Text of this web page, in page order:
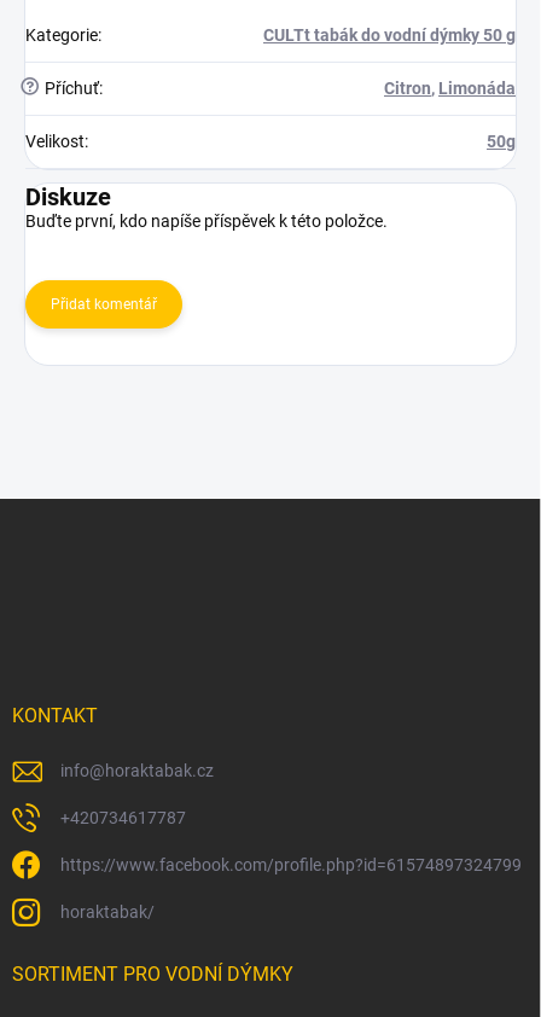
Kategorie: CULTt tabák do vodní dýmky 50 g
? Příchuť: Citron, Limonáda
Velikost: 50g
Diskuze
Buďte první, kdo napíše příspěvek k této položce.
Přidat komentář
KONTAKT
info@horaktabak.cz
+420734617787
https://www.facebook.com/profile.php?id=61574897324799
horaktabak/
SORTIMENT PRO VODNÍ DÝMKY